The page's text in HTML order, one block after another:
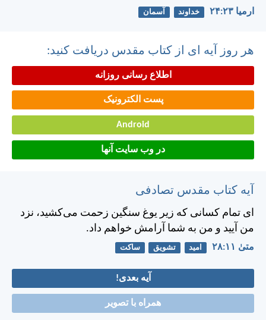
ارميا ۲۳:‏۲۴ خداوند آسمان
هر روز آیه ای از کتاب مقدس دریافت کنید:
اطلاع رسانی روزانه
پست الکترونیک
Android
در وب سایت آنها
آیه کتاب مقدس تصادفی
ای تمام كسانی كه زير يوغ سنگين زحمت می‌كشيد، نزد
من آييد و من به شما آرامش خواهم داد.
متی‌ٰ ۱۱:‏۲۸ امید تشویق ساکت
آیه بعدی!
همراه با تصویر